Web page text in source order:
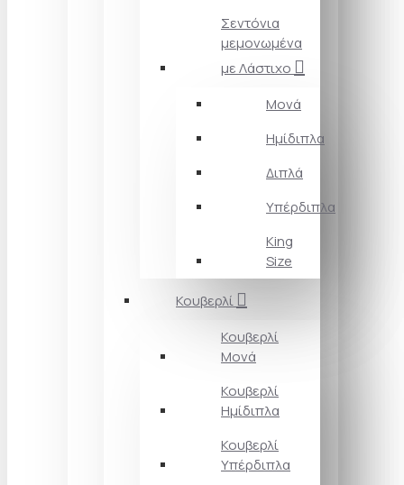
Σεντόνια
μεμονωμένα
με Λάστιχο
Μονά
Ημίδιπλα
Διπλά
Υπέρδιπλα
King
Size
Κουβερλί
Κουβερλί
Μονά
Κουβερλί
Ημίδιπλα
Κουβερλί
Υπέρδιπλα